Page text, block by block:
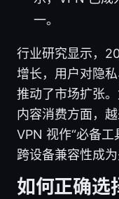
一。
行业研究显示，
增长，用户对隐
推动了市场扩张
内容消费方面，
VPN 视作“必备
跨设备兼容性成为
如何正确选